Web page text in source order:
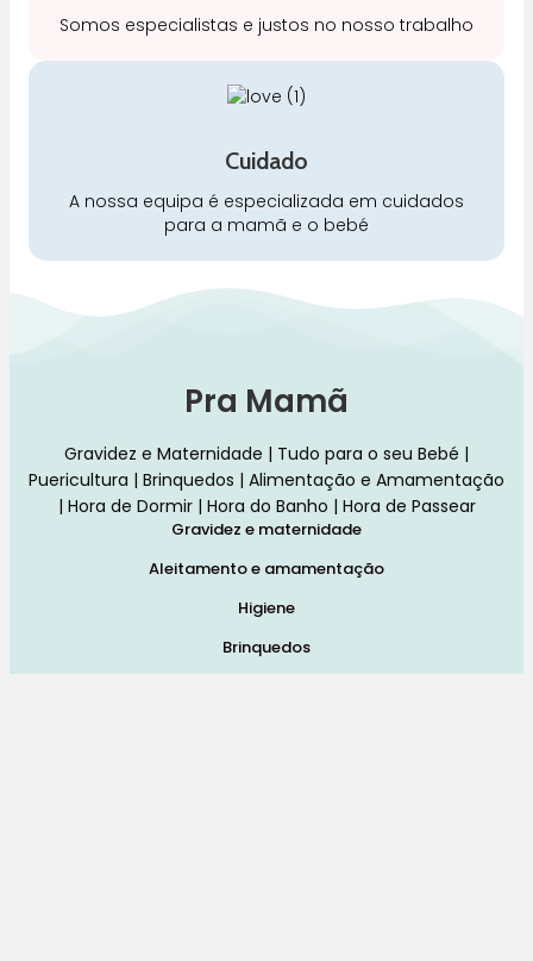
Somos especialistas e justos no nosso trabalho
Cuidado
A nossa equipa é especializada em cuidados
para a mamã e o bebé
Pra Mamã
Gravidez e Maternidade | Tudo para o seu Bebé |
Puericultura | Brinquedos | Alimentação e Amamentação
| Hora de Dormir | Hora do Banho | Hora de Passear
Gravidez e maternidade
Aleitamento e amamentação
Higiene
Brinquedos